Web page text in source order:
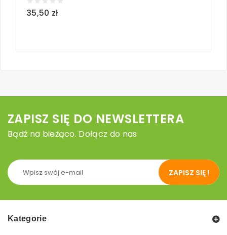
35,50 zł
ZAPISZ SIĘ DO NEWSLETTERA
Bądź na bieżąco. Dołącz do nas
ZAPISZ SIĘ !
Kategorie